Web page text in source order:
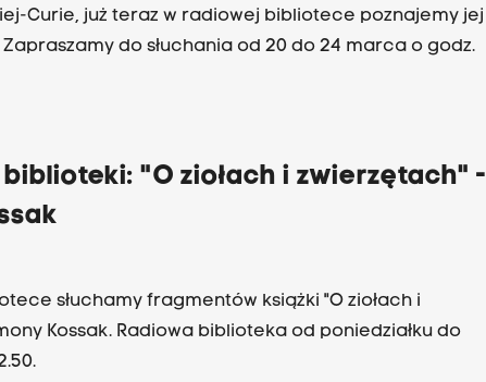
bibliotece poznajemy jej
do słuchania od 20 do 24 marca o godz.
"O ziołach i zwierzętach" -
słuchamy fragmentów książki "O ziołach i
Kossak. Radiowa biblioteka od poniedziałku do